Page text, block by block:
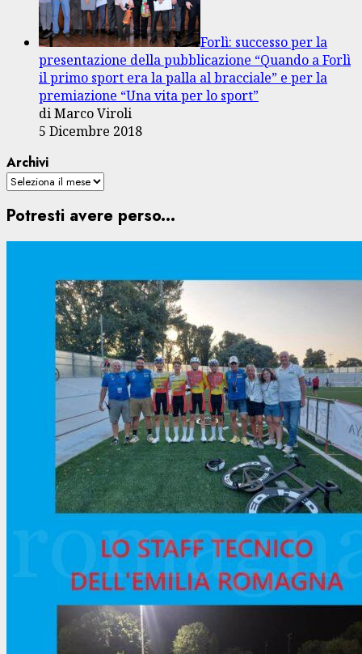
Forlì: successo per la
presentazione della pubblicazione “Quando a Forlì
il primo sport era la palla al bracciale” e per la
premiazione “Una vita per lo sport”
di Marco Viroli
5 Dicembre 2018
Archivi
Potresti avere perso...